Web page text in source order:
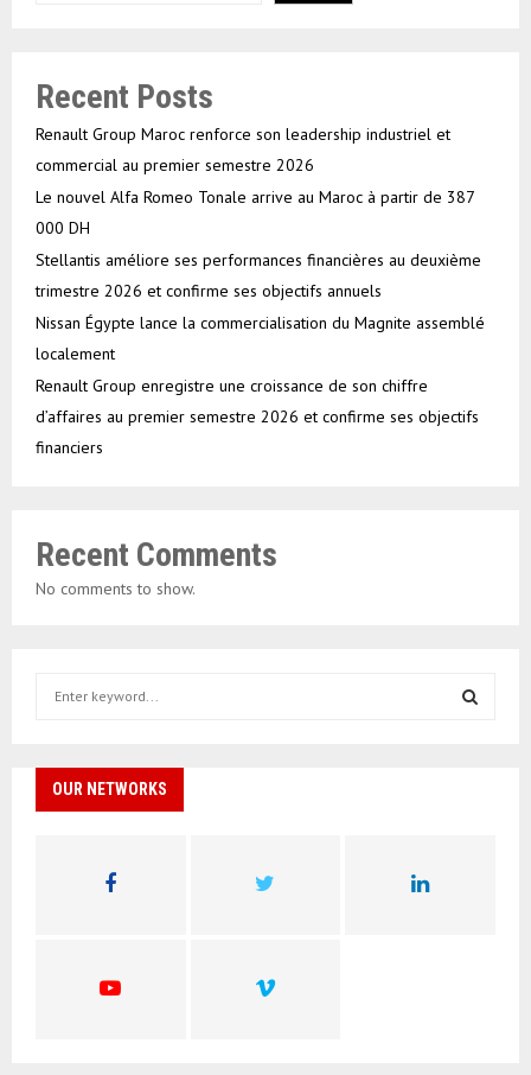
Recent Posts
Renault Group Maroc renforce son leadership industriel et
commercial au premier semestre 2026
Le nouvel Alfa Romeo Tonale arrive au Maroc à partir de 387
000 DH
Stellantis améliore ses performances financières au deuxième
trimestre 2026 et confirme ses objectifs annuels
Nissan Égypte lance la commercialisation du Magnite assemblé
localement
Renault Group enregistre une croissance de son chiffre
d’affaires au premier semestre 2026 et confirme ses objectifs
financiers
Recent Comments
No comments to show.
h
OUR NETWORKS